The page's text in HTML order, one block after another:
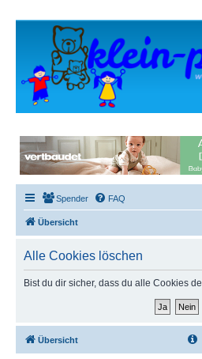
Spender FAQ
Übersicht
Alle Cookies löschen
Bist du dir sicher, dass du alle Cookies
Übersicht